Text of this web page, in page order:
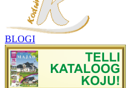
BLOGI